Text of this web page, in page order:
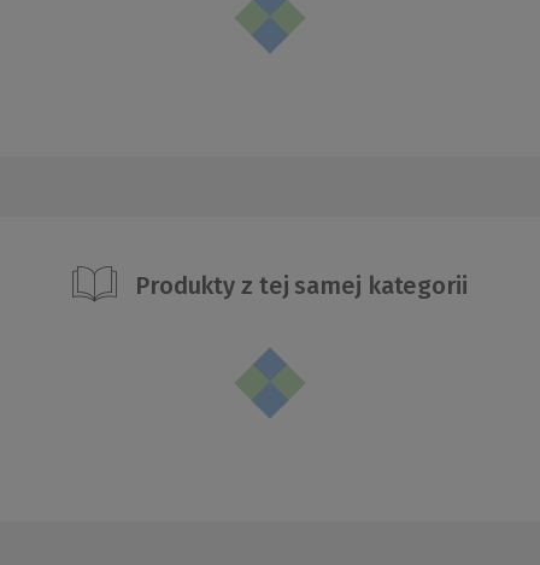
Produkty z tej samej kategorii